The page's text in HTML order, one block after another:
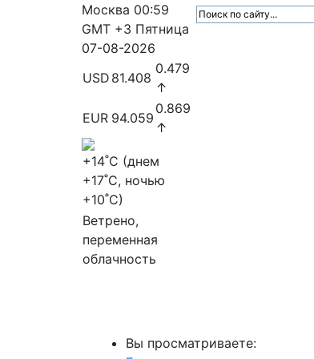
Москва 00:59
GMT +3 Пятница
07-08-2026
USD 81.408
0.479
↑
EUR 94.059
0.869
↑
+14˚C (днем
+17˚C, ночью
+10˚C)
Ветрено,
переменная
облачность
Вы просматриваете: